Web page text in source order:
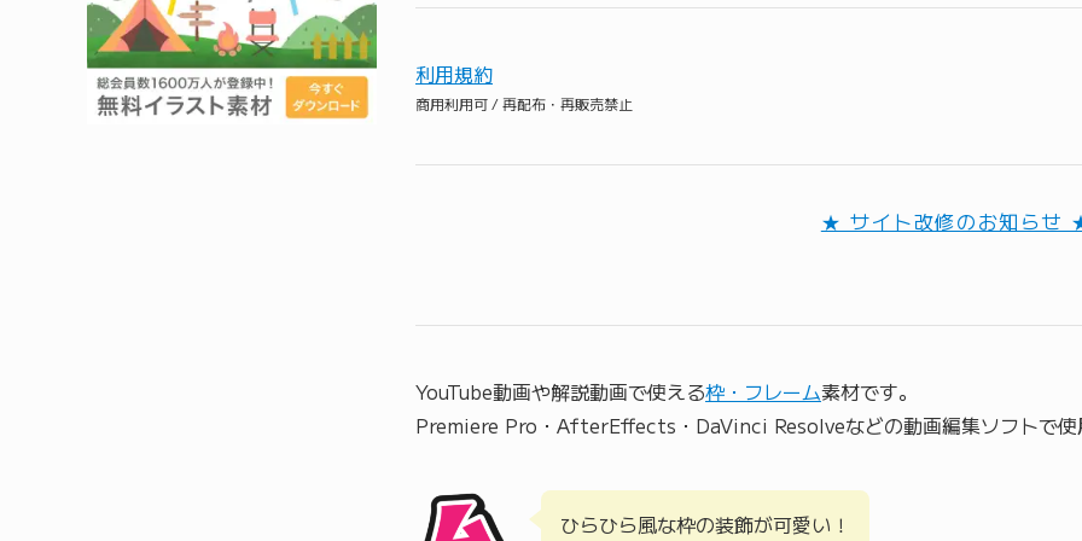
利用規約
商用利用可 / 再配布・再販売禁止
★ サイト改修のお知らせ
YouTube動画や解説動画で使える枠・フレーム素材です。
Premiere Pro・AfterEffects・DaVinci Resolveなどの動画編集ソフトで使
ひらひら風な枠の装飾が可愛い！